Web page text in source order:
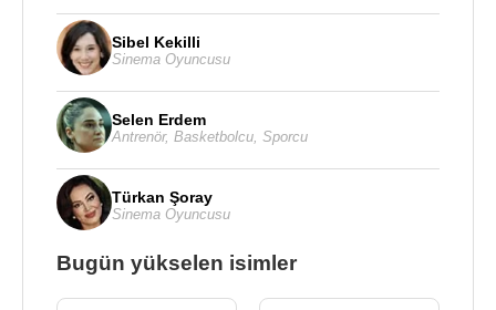
Sibel Kekilli
Sinema Oyuncusu
Selen Erdem
Antrenör, Basketbolcu Sporcu
Türkan Şoray
Sinema Oyuncusu
Bugün yükselen isimler